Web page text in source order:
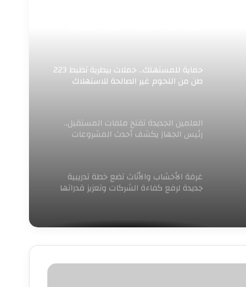
حماية للمستهلك.. حملات بيطرية تظبط 223
طن من اللحوم غير الصالحة للاستهلاك
العلمين الجديدة تفتح ملفات المستقبل..
رئيس الجهاز يكشف أحدث المشروعات
غرفة الأخشاب والأثاث تضع خطة تدريبية
جديدة لرفع كفاءة الشركات وتعزيز قدراتها